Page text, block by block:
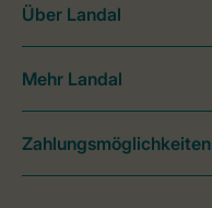
Über Landal
Mehr Landal
Zahlungsmöglichkeiten